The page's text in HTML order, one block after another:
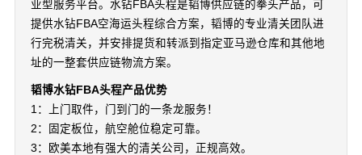
业型服务平台。水钻FBA头程是韬博供应链的拳头产品，可
提供水钻FBA空海运头程综合方案，韬博的专业清关团队进
行完税清关，并安排提货和转派到指定亚马逊仓库和其他地
址的一整套供应链物流方案。
韬博水钻FBA头程产品优势
1：上门取件，门到门的一条龙服务！
2：固定板位，航空舱位稳定可靠。
3：欧美本地有强大的清关公司，正规高效。